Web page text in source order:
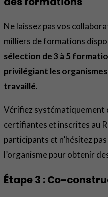
Ne laissez pas vos
milliers de formations
sélection de 3 à 5
privilégiant les
travaillé.
Vérifiez systématiquement
certifiantes et inscrites au
participants et n’hésitez
l’organisme pour obtenir
Étape 3 : Co-